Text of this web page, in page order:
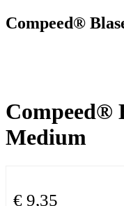
Compeed®
Compeed®
Medium
€ 9,35